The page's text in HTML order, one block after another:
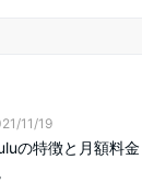
11/19
の特徴と月額料